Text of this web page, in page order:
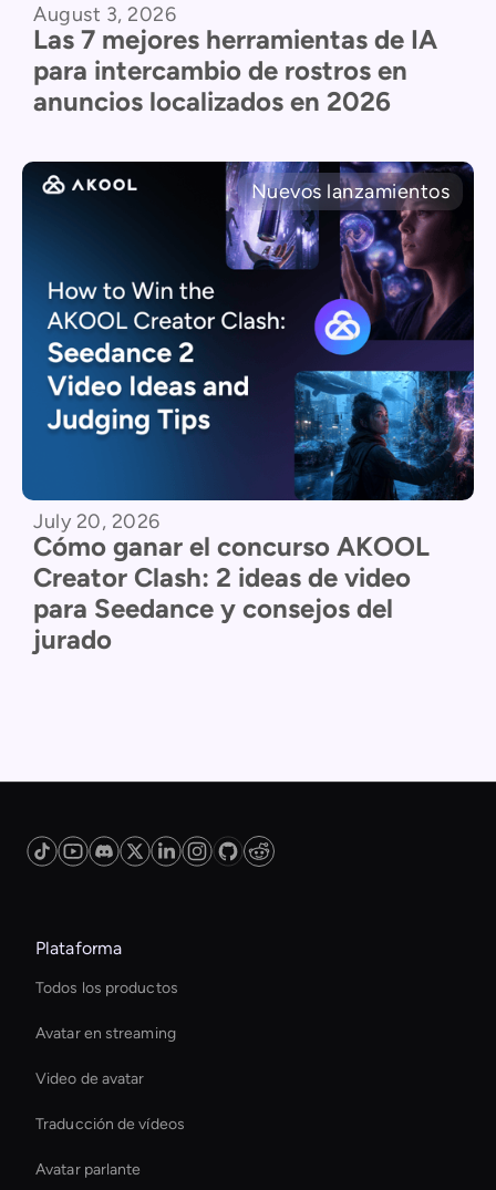
August 3, 2026
Las 7 mejores herramientas de IA
para intercambio de rostros en
anuncios localizados en 2026
Nuevos lanzamientos
July 20, 2026
Cómo ganar el concurso AKOOL
Creator Clash: 2 ideas de video
para Seedance y consejos del
jurado
Plataforma
Todos los productos
Avatar en streaming
Video de avatar
Traducción de vídeos
Avatar parlante